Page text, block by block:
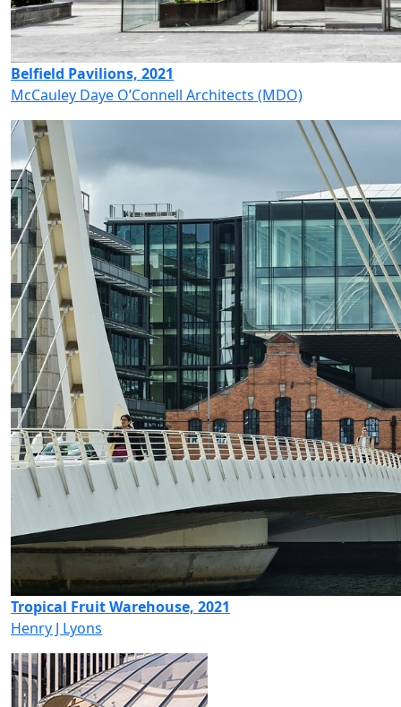
Belfield Pavilions, 2021
McCauley Daye O’Connell Architects (MDO)
Tropical Fruit Warehouse, 2021
Henry J Lyons